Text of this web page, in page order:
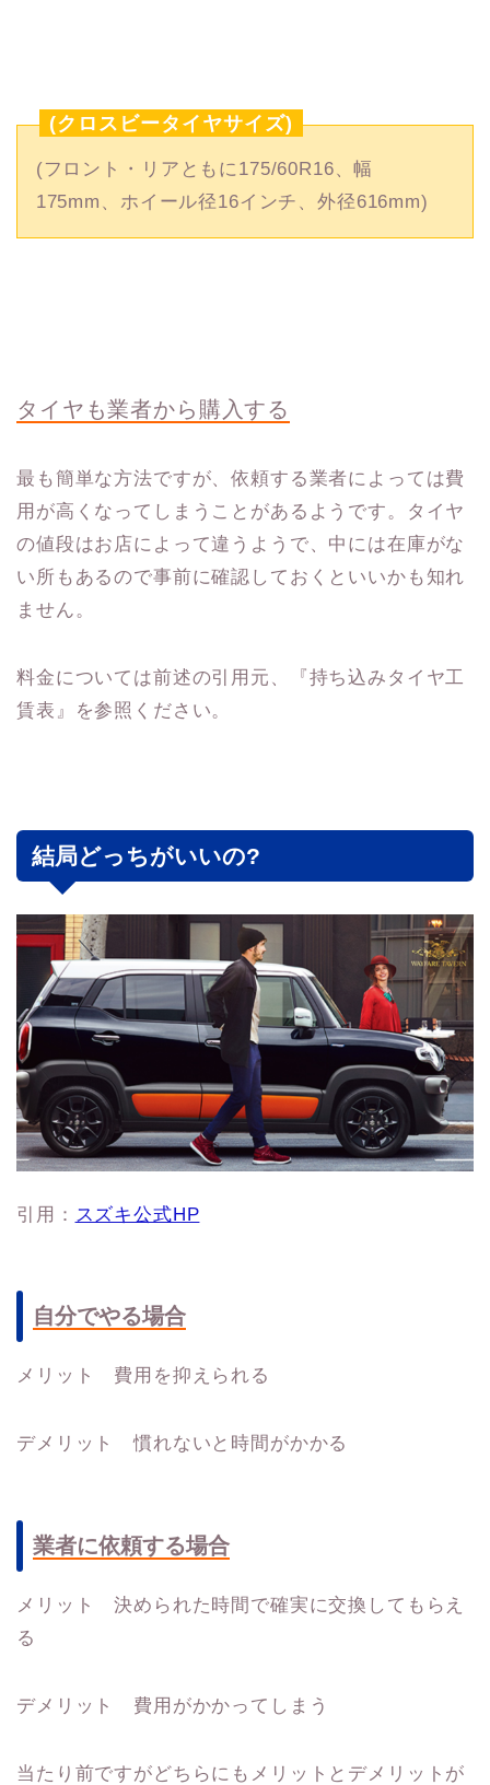
(クロスビータイヤサイズ)
(フロント・リアともに175/60R16、幅
175mm、ホイール径16インチ、外径616mm)
タイヤも業者から購入する
最も簡単な方法ですが、依頼する業者によっては費
用が高くなってしまうことがあるようです。タイヤ
の値段はお店によって違うようで、中には在庫がな
い所もあるので事前に確認しておくといいかも知れ
ません。
料金については前述の引用元、『持ち込みタイヤ工
賃表』を参照ください。
結局どっちがいいの?
引用： スズキ公式HP
自分でやる場合
メリット 費用を抑えられる
デメリット 慣れないと時間がかかる
業者に依頼する場合
メリット 決められた時間で確実に交換してもらえ
る
デメリット 費用がかかってしまう
当たり前ですがどちらにもメリットとデメリットが